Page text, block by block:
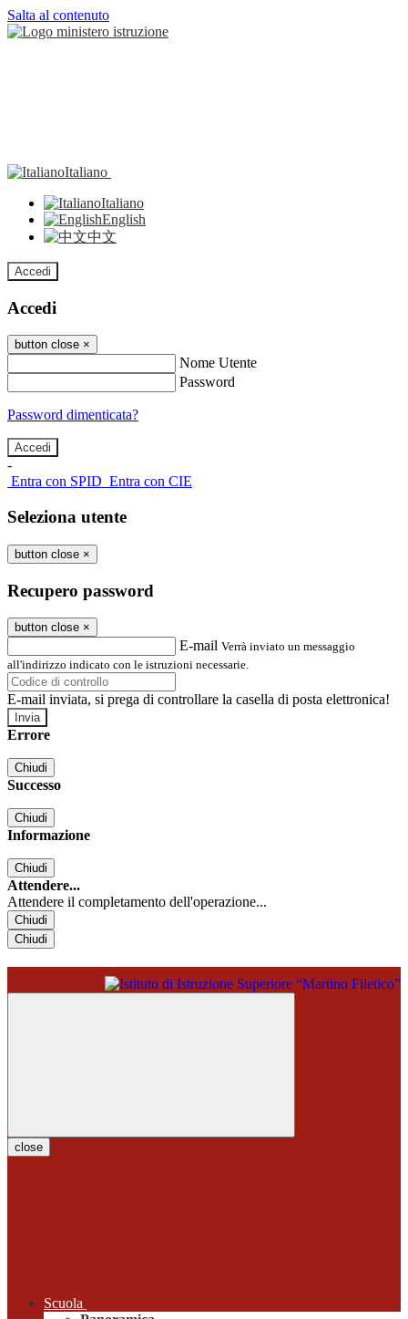
Salta al contenuto
Italiano
Italiano
English
中文
Accedi
Accedi
button close ×
Nome Utente
Password
Password dimenticata?
-
Entra con SPID Entra con CIE
Seleziona utente
button close ×
Recupero password
button close ×
E-mail Verrà inviato un messaggio
all'indirizzo indicato con le istruzioni necessarie.
E-mail inviata, si prega di controllare la casella di posta elettronica!
Errore
Chiudi
Successo
Chiudi
Informazione
Chiudi
Attendere...
Attendere il completamento dell'operazione...
Chiudi
Chiudi
close
Scuola